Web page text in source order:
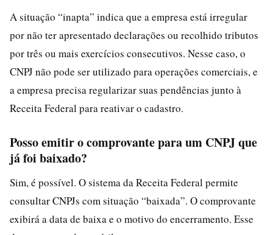
A situação “inapta” indica que a empresa está irregular
por não ter apresentado declarações ou recolhido tributos
por três ou mais exercícios consecutivos. Nesse caso, o
CNPJ não pode ser utilizado para operações comerciais, e
a empresa precisa regularizar suas pendências junto à
Receita Federal para reativar o cadastro.
Posso emitir o comprovante para um CNPJ que
já foi baixado?
Sim, é possível. O sistema da Receita Federal permite
consultar CNPJs com situação “baixada”. O comprovante
exibirá a data de baixa e o motivo do encerramento. Esse